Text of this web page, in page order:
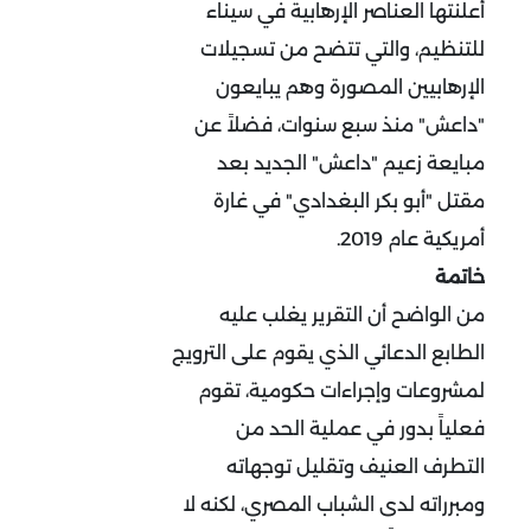
أعلنتها العناصر الإرهابية في سيناء
للتنظيم، والتي تتضح من تسجيلات
الإرهابيين المصورة وهم يبايعون
"داعش" منذ سبع سنوات، فضلاً عن
مبايعة زعيم "داعش" الجديد بعد
مقتل "أبو بكر البغدادي" في غارة
أمريكية عام 2019.
خاتمة
من الواضح أن التقرير يغلب عليه
الطابع الدعائي الذي يقوم على الترويج
لمشروعات وإجراءات حكومية، تقوم
فعلياً بدور في عملية الحد من
التطرف العنيف وتقليل توجهاته
ومبرراته لدى الشباب المصري، لكنه لا